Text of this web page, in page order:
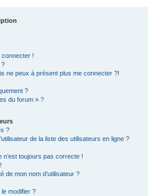
!
?
ne peux à présent plus me connecter ?!
?
du forum » ?
?
de la liste des utilisateurs en ligne ?
n’est toujours pas correcte !
de mon nom d’utilisateur ?
modifier ?